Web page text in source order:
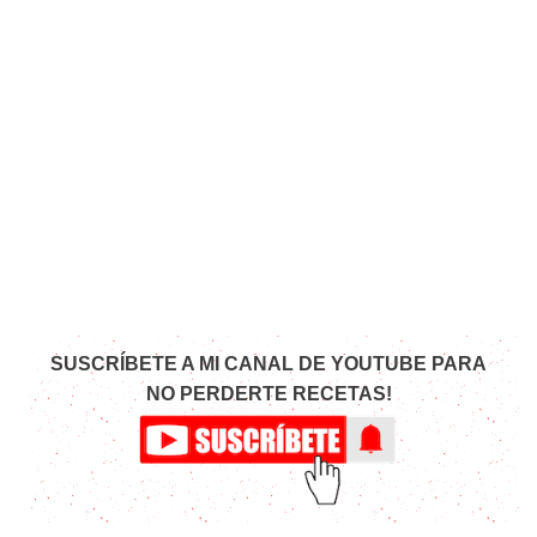
SUSCRÍBETE A MI CANAL DE YOUTUBE PARA
NO PERDERTE RECETAS!